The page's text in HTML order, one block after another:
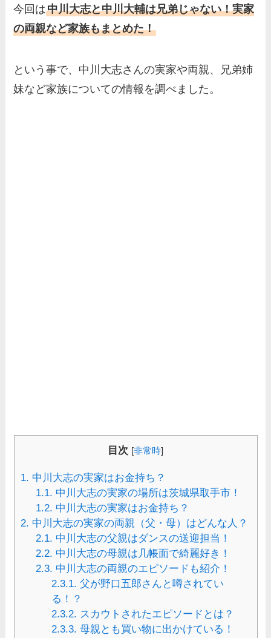
今回は中川大志と中川大輔は兄弟じゃない！実家
の両親など家族もまとめた！
という事で、中川大志さんの実家や両親、兄弟姉
妹など家族についての情報を調べました。
目次 [非常時]
1. 中川大志の実家はお金持ち？
1.1. 中川大志の実家の場所は茨城県取手市！
1.2. 中川大志の実家はお金持ち？
2. 中川大志の実家の両親（父・母）はどんな人？
2.1. 中川大志の父親はダンスの送迎担当！
2.2. 中川大志の母親は几帳面で綺麗好き！
2.3. 中川大志の両親のエピソードも紹介！
2.3.1. 父が野口五郎さんと噂されてい
る！？
2.3.2. スカウトされたエピソードとは？
2.3.3. 母親とも買い物に出かけている！